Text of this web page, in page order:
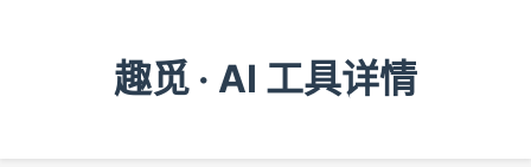
趣觅 · AI 工具详情